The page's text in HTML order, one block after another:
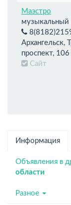
Маэстро
музыкальный
Архангельск,
проспект, 106
Сайт
Информация
Объявления в
области
Разное